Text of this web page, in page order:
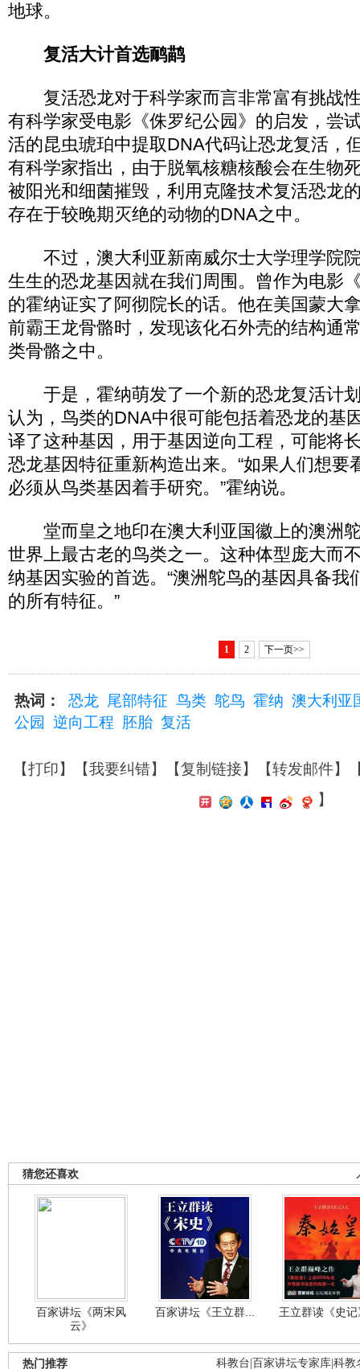
地球。
复活大计首选鸸鹋
复活恐龙对于科学家而言非常富有挑战
有科学家受电影《侏罗纪公园》的启发，尝
活的昆虫琥珀中提取DNA代码让恐龙复活，
有科学家指出，由于脱氧核糖核酸会在生物
被阳光和细菌摧毁，利用克隆技术复活恐龙
存在于较晚期灭绝的动物的DNA之中。
不过，澳大利亚新南威尔士大学理学院
生生的恐龙基因就在我们周围。曾作为电影
的霍纳证实了阿彻院长的话。他在美国蒙大
前霸王龙骨骼时，发现该化石外壳的结构通
类骨骼之中。
于是，霍纳萌发了一个新的恐龙复活计划
认为，鸟类的DNA中很可能包括着恐龙的基
译了这种基因，用于基因逆向工程，可能将
恐龙基因特征重新构造出来。“如果人们想要
必须从鸟类基因着手研究。”霍纳说。
堂而皇之地印在澳大利亚国徽上的澳洲
世界上最古老的鸟类之一。这种体型庞大而
纳基因实验的首选。“澳洲鸵鸟的基因具备我
的所有特征。”
1 2 下一页>>
热词： 恐龙 尾部特征 鸟类 鸵鸟 霍纳 澳大利亚
公园
逆向工程 胚胎 复活
【打印】【我要纠错】【复制链接】【转发邮件】
】
猜您还喜欢
百家讲坛《两宋风
云》
百家讲坛《王立群... 王立群读《史
科教台 百家讲坛专家库 科教
热门推荐